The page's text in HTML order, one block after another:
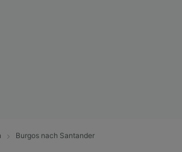
Burgos nach Santander
Werbung und Inhalte, Messung